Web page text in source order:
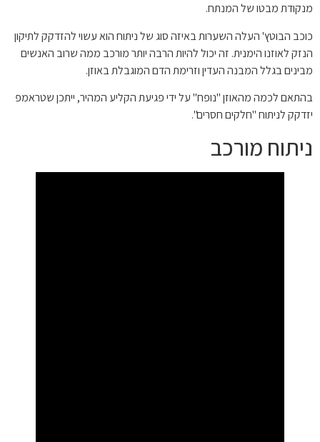
מנקודת מבטו של המנתח.
כוכב הבוטץ' העלה השערות באיזה סוג של ניתוח הוא עשוי להזדקק לתיקון
הנזק לאוזנו הימנית. זה יכול להיות הרבה יותר מורכב ממה שרוב האנשים
מבינים בגלל המבנה העדין וזרימת הדם המוגבלת באוזן.
בהתאם לכמה מהאוזן "נופח" על ידי פגיעת הקליע המהיר, ייתכן שטראמפ
יזדקק לניתוח "חלקים חסרים".
ניתוח מורכב